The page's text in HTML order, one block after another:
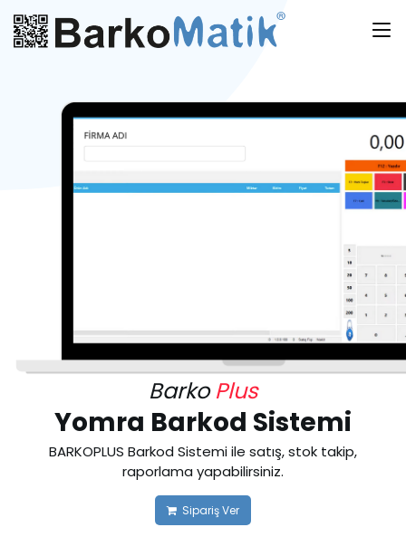
BarkoPlus
Yomra Barkod Sistemi
BARKOPLUS Barkod Sistemi ile satış, stok takip,
raporlama yapabilirsiniz.
Sipariş Ver